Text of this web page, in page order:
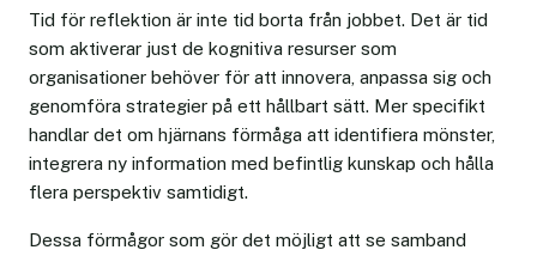
Tid för reflektion är inte tid borta från jobbet. Det är tid
som aktiverar just de kognitiva resurser som
organisationer behöver för att innovera, anpassa sig och
genomföra strategier på ett hållbart sätt. Mer specifikt
handlar det om hjärnans förmåga att identifiera mönster,
integrera ny information med befintlig kunskap och hålla
flera perspektiv samtidigt.
Dessa förmågor som gör det möjligt att se samband